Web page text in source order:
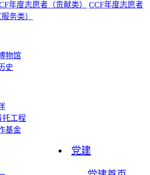
年度志愿者（贡献类）
CCF年度志愿者
服务类）
物馆
史
托工程
基金
党建